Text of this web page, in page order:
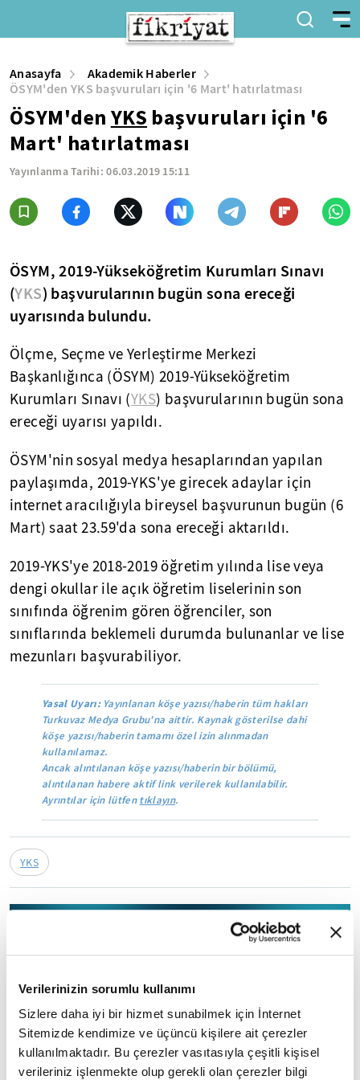
Verilerinizin sorumlu kullanımı
Sizlere daha iyi bir hizmet sunabilmek için İnternet
Sitemizde kendimize ve üçüncü kişilere ait çerezler
kullanılmaktadır. Bu çerezler vasıtasıyla çeşitli kişisel
verileriniz işlenmekte olup gerekli olan çerezler bilgi
Anasayfa
Akademik Haberler
ÖSYM'den YKS başvuruları için '6 Mart' hatırlatması
ÖSYM'den YKS başvuruları için '6
Mart' hatırlatması
Yayınlanma Tarihi:06.03.2019 15:11
ÖSYM, 2019-Yükseköğretim Kurumları Sınavı
(YKS) başvurularının bugün sona ereceği
uyarısında bulundu.
Ölçme, Seçme ve Yerleştirme Merkezi
Başkanlığınca (ÖSYM) 2019-Yükseköğretim
Kurumları Sınavı (YKS) başvurularının bugün sona
ereceği uyarısı yapıldı.
ÖSYM'nin sosyal medya hesaplarından yapılan
paylaşımda, 2019-YKS'ye girecek adaylar için
internet aracılığıyla bireysel başvurunun bugün (6
Mart) saat 23.59'da sona ereceği aktarıldı.
2019-YKS'ye 2018-2019 öğretim yılında lise veya
dengi okullar ile açık öğretim liselerinin son
sınıfında öğrenim gören öğrenciler, son
sınıflarında beklemeli durumda bulunanlar ve lise
mezunları başvurabiliyor.
Yasal Uyarı:Yayınlanan köşe yazısı/haberin tüm hakları
Turkuvaz Medya Grubu'na aittir. Kaynak gösterilse dahi
köşe yazısı/haberin tamamı özel izin alınmadan
kullanılamaz.
Ancak alıntılanan köşe yazısı/haberin bir bölümü,
alıntılanan habere aktif link verilerek kullanılabilir.
Ayrıntılar için lütfentıklayın.
YKS
Mobil Uygulamamızı İndirin
İLGİNİZİ ÇEKEBİLECEK DİĞER MAKALELER